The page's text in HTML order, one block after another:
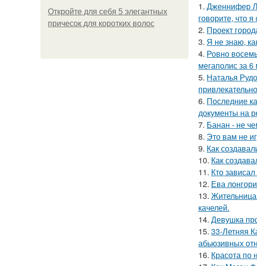
Откройте для себя 5 элегантных
причесок для коротких волос
1. Дженнифер
говорите, что
2. Проект
3. Я не знаю,
4. Ровно
мегаполис за
5. Наталья
6. Последние
документы на
7. Банан - не
8. Это вам не
9. Как
10. Как
11. Кто
12. Ева
13.
качелей.
14. Девушка
15. 33-Летняя
абьюзивных
16. Красота по